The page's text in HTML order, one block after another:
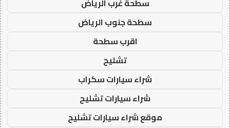
سطحة غرب الرياض
سطحة جنوب الرياض
اقرب سطحة
تشليح
شراء سيارات سكراب
شراء سيارات تشليح
موقع شراء سيارات تشليح